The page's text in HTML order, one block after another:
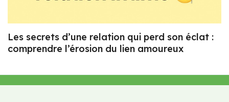
Les secrets d’une relation qui perd son éclat :
comprendre l’érosion du lien amoureux